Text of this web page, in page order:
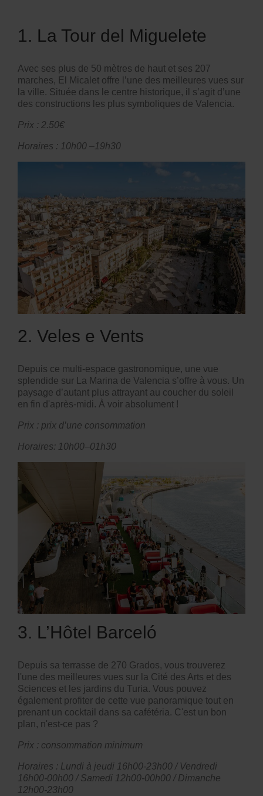
1. La Tour del Miguelete
Avec ses plus de 50 mètres de haut et ses 207
marches, El Micalet offre l’une des meilleures vues sur
la ville. Située dans le centre historique, il s’agit d’une
des constructions les plus symboliques de Valencia.
Prix : 2.50€
Horaires : 10h00 –19h30
2. Veles e Vents
Depuis ce multi-espace gastronomique, une vue
splendide sur
La Marina de Valencia s’offre à vous. Un
paysage d’autant plus attrayant au coucher du soleil
en fin d'après-midi. À voir absolument !
Prix : prix d’une consommation
Horaires: 10h00–01h30
3. L’Hôtel Barceló
Depuis sa terrasse de 270 Grados, vous trouverez
l'une des meilleures vues sur la Cité des Arts et des
Sciences et les jardins du Turia. Vous pouvez
également profiter de cette vue panoramique tout en
prenant un cocktail dans sa cafétéria. C'est un bon
plan, n'est-ce pas ?
Prix : consommation minimum
Horaires : Lundi à jeudi 16h00-23h00 / Vendredi
16h00-00h00 / Samedi 12h00-00h00 / Dimanche
12h00-23h00